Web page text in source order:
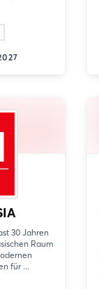
30 Jahren
Raum
für ...